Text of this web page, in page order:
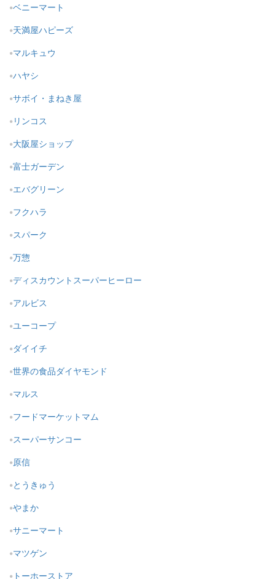
ベニーマート
天満屋ハピーズ
マルキュウ
ハヤシ
サボイ・まねき屋
リンコス
大阪屋ショップ
富士ガーデン
エバグリーン
フクハラ
スパーク
万惣
ディスカウントスーパーヒーロー
アルビス
ユーコープ
ダイイチ
世界の食品ダイヤモンド
マルス
フードマーケットマム
スーパーサンコー
原信
とうきゅう
やまか
サニーマート
マツゲン
トーホーストア